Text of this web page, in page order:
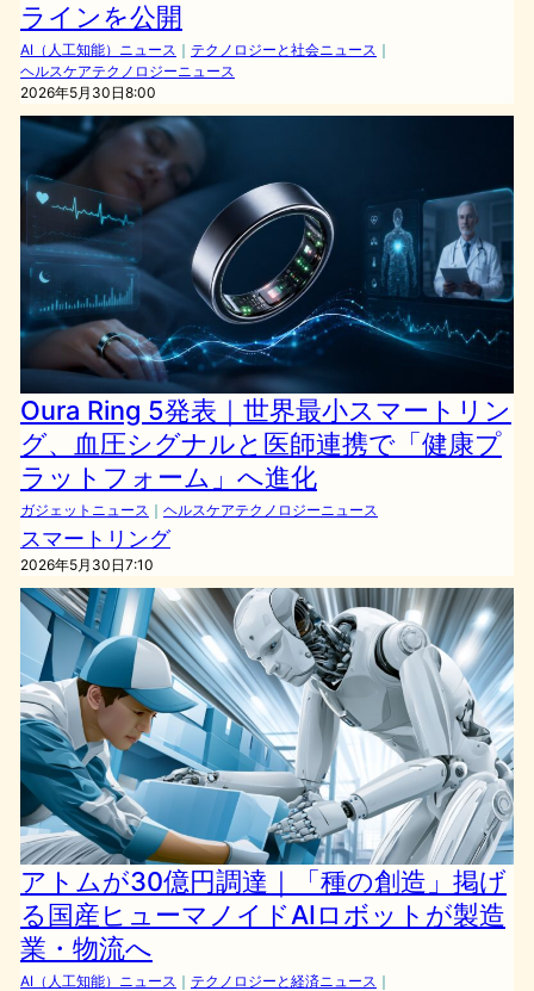
ラインを公開
AI（人工知能）ニュース ｜ テクノロジーと社会ニュース ｜
ヘルスケアテクノロジーニュース
2026年5月30日8:00
Oura Ring 5発表｜世界最小スマートリン
グ、血圧シグナルと医師連携で「健康プ
ラットフォーム」へ進化
ガジェットニュース ｜ ヘルスケアテクノロジーニュース
スマートリング
2026年5月30日7:10
アトムが30億円調達｜「種の創造」掲げ
る国産ヒューマノイドAIロボットが製造
業・物流へ
AI（人工知能）ニュース ｜ テクノロジーと経済ニュース ｜